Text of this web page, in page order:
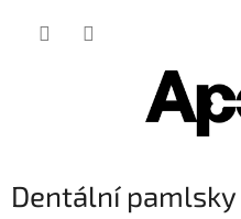
Dentální pamlsky